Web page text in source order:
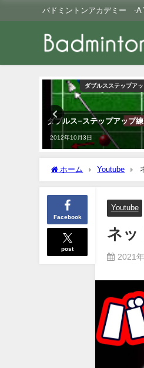
バドミントンアカデミー -A
ダブルスのリズム！ワンツ
ンツー！
2021年7月15日
ホーム Youtube
Facebook
post
Youtube
ネッ
2021